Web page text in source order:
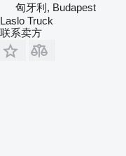
匈牙利, Budapest
Laslo Truck
联系卖方